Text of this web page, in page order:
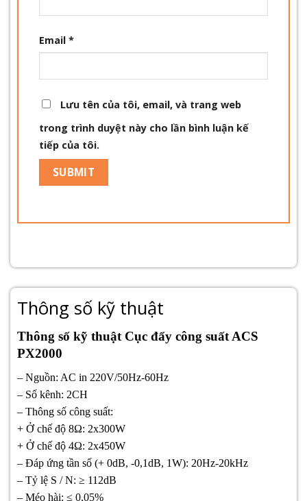
Email *
Lưu tên của tôi, email, và trang web
trong trình duyệt này cho lần bình luận kế
tiếp của tôi.
Thông số kỹ thuật
Thông số kỹ thuật Cục đẩy công suất ACS
PX2000
– Nguồn: AC in 220V/50Hz-60Hz
– Số kênh: 2CH
– Thông số công suất:
+ Ở chế độ 8Ω: 2x300W
+ Ở chế độ 4Ω: 2x450W
– Đáp ứng tần số (+ 0dB, -0,1dB, 1W): 20Hz-20kHz
– Tỷ lệ S / N: ≥ 112dB
– Méo hài: ≤ 0,05%